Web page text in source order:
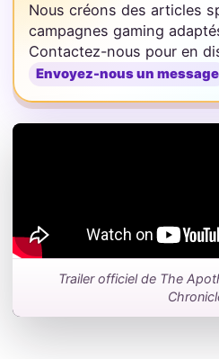
Nous créons des articles
campagnes gaming
Contactez-nous pour en
Envoyez-nous un message
Trailer officiel de The